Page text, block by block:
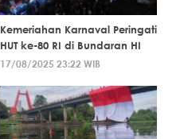
Kemeriahan Karnaval Peringati
HUT ke-80 RI di Bundaran HI
17/08/2025 23:22 WIB